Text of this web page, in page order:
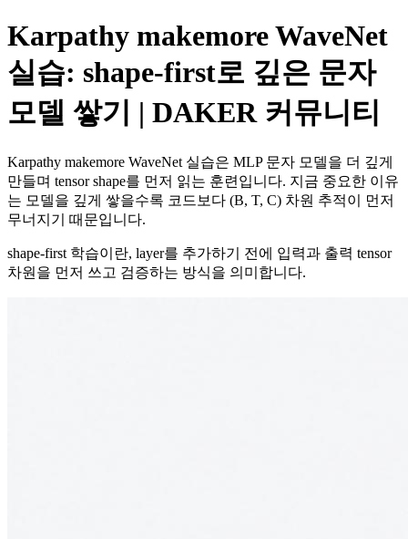
Karpathy makemore WaveNet
실습: shape-first로 깊은 문자
모델 쌓기 | DAKER 커뮤니티
Karpathy makemore WaveNet 실습은 MLP 문자 모델을 더 깊게
만들며 tensor shape를 먼저 읽는 훈련입니다. 지금 중요한 이유
는 모델을 깊게 쌓을수록 코드보다 (B, T, C) 차원 추적이 먼저
무너지기 때문입니다.
shape-first 학습이란, layer를 추가하기 전에 입력과 출력 tensor
차원을 먼저 쓰고 검증하는 방식을 의미합니다.